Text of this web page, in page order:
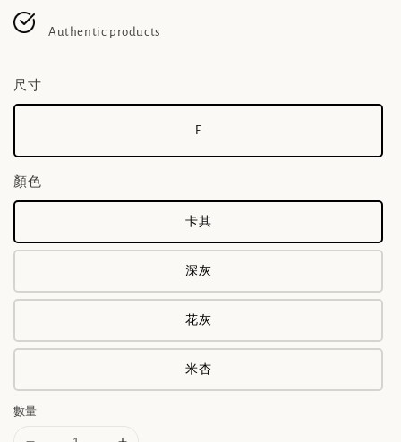
Authentic products
尺寸
F
顏色
卡其
深灰
花灰
米杏
數量